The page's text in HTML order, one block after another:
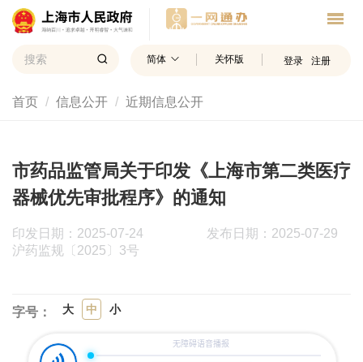
简体 关怀版 登录 注册
首页 信息公开 近期信息公开
市药品监管局关于印发《上海市第二类医疗
器械优先审批程序》的通知
印发日期：2025-07-24
发布日期：2025-07-29
沪药监规〔2025〕3号
字号： 大 中 小